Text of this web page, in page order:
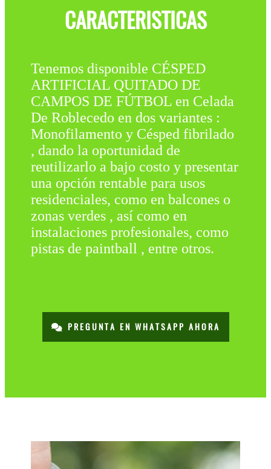
CARACTERISTICAS
Tenemos disponible CÉSPED
ARTIFICIAL QUITADO DE
CAMPOS DE FÚTBOL en Celada
De Roblecedo en dos variantes :
Monofilamento y Césped fibrilado
, dando la oportunidad de
reutilizarlo a bajo costo y presentar
una opción rentable para usos
residenciales, como en balcones o
zonas verdes , así como en
instalaciones profesionales, como
pistas de paintball , entre otros.
PREGUNTA EN WHATSAPP AHORA